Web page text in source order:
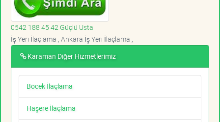
0542 188 45 42 Güçlü Usta
İş Yeri İlaçlama , Ankara İş Yeri İlaçlama ,
Karaman Diğer Hizmetlerimiz
Böcek İlaçlama
Haşere İlaçlama